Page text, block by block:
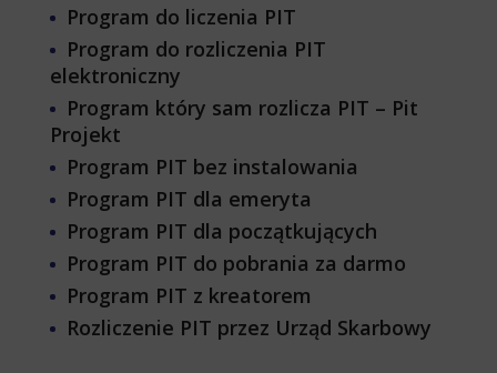
Program do liczenia PIT
Program do rozliczenia PIT
elektroniczny
Program który sam rozlicza PIT – Pit
Projekt
Program PIT bez instalowania
Program PIT dla emeryta
Program PIT dla początkujących
Program PIT do pobrania za darmo
Program PIT z kreatorem
Rozliczenie PIT przez Urząd Skarbowy